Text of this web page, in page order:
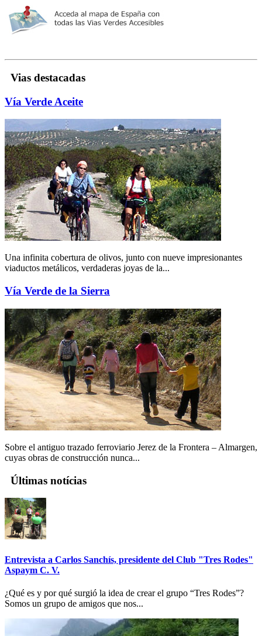
Vias destacadas
Vía Verde Aceite
Una infinita cobertura de olivos, junto con nueve impresionantes
viaductos metálicos, verdaderas joyas de la...
Vía Verde de la Sierra
Sobre el antiguo trazado ferroviario Jerez de la Frontera – Almargen,
cuyas obras de construcción nunca...
Últimas notícias
Entrevista a Carlos Sanchís, presidente del Club "Tres Rodes"
Aspaym C. V.
¿Qué es y por qué surgió la idea de crear el grupo “Tres Rodes”?
Somos un grupo de amigos que nos...